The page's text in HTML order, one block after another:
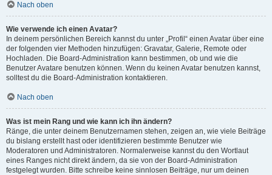
Nach oben
Wie verwende ich einen Avatar?
In deinem persönlichen Bereich kannst du unter „Profil“ einen Avatar über eine
der folgenden vier Methoden hinzufügen: Gravatar, Galerie, Remote oder
Hochladen. Die Board-Administration kann bestimmen, ob und wie die
Benutzer Avatare benutzen können. Wenn du keinen Avatar benutzen kannst,
solltest du die Board-Administration kontaktieren.
Nach oben
Was ist mein Rang und wie kann ich ihn ändern?
Ränge, die unter deinem Benutzernamen stehen, zeigen an, wie viele Beiträge
du bislang erstellt hast oder identifizieren bestimmte Benutzer wie
Moderatoren und Administratoren. Normalerweise kannst du den Wortlaut
eines Ranges nicht direkt ändern, da sie von der Board-Administration
festgelegt wurden. Bitte schreibe keine sinnlosen Beiträge, nur um deinen